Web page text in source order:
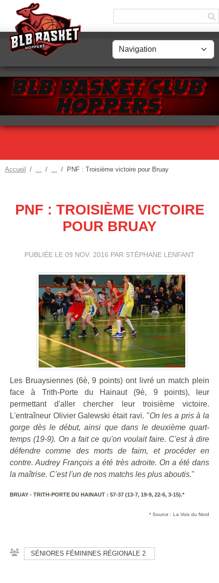
Accueil PNF : Troisième victoire pour Bruay
PNF : TROISIÈME VICTOIRE
POUR BRUAY
PUBLIÉE LE 09 NOV. 2016 PAR STÉPHANE LENFANT
Les Bruaysiennes (6è, 9 points) ont livré un match plein
face à Trith-Porte du Hainaut (9è, 9 points), leur
permettant d'aller chercher leur troisième victoire.
L'entraîneur Olivier Galewski était ravi. "On les a pris à la
gorge dès le début, ainsi que dans le deuxième quart-
temps (19-9). On a fait ce qu'on voulait faire. C'est à dire
défendre comme des morts de faim, et procéder en
contre. Audrey François a été très adroite. On a été dans
la maîtrise. C'est l'un de nos matchs les plus aboutis."
BRUAY - TRITH-PORTE DU HAINAUT : 57-37 (13-7, 19-9, 22-6, 3-15).*
* Source : La Voix du Nord
SÉNIORES FÉMININES RÉGIONALE 2
Panneau de gestion des cookies